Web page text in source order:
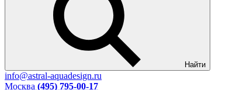
Найти
info@astral-aquadesign.ru
Москва (495) 795-00-17